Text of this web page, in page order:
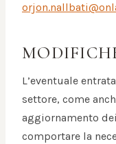
L’eventuale
settore, come
aggiornamento
comportare la